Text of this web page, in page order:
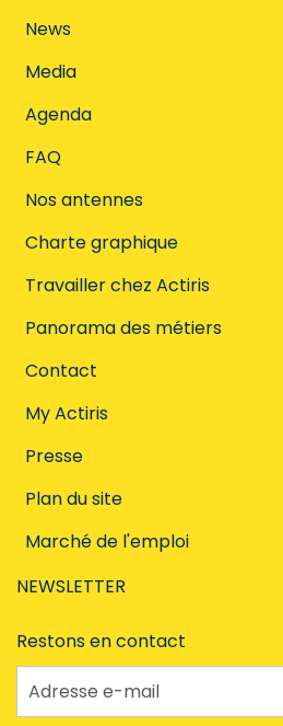
News
Media
Agenda
FAQ
Nos antennes
Charte graphique
Travailler chez Actiris
Panorama des métiers
Contact
My Actiris
Presse
Plan du site
Marché de l'emploi
NEWSLETTER
Restons en contact
Adresse e-mail